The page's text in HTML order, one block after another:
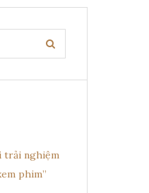
Tìm
kiếm
trải nghiệm
phim”